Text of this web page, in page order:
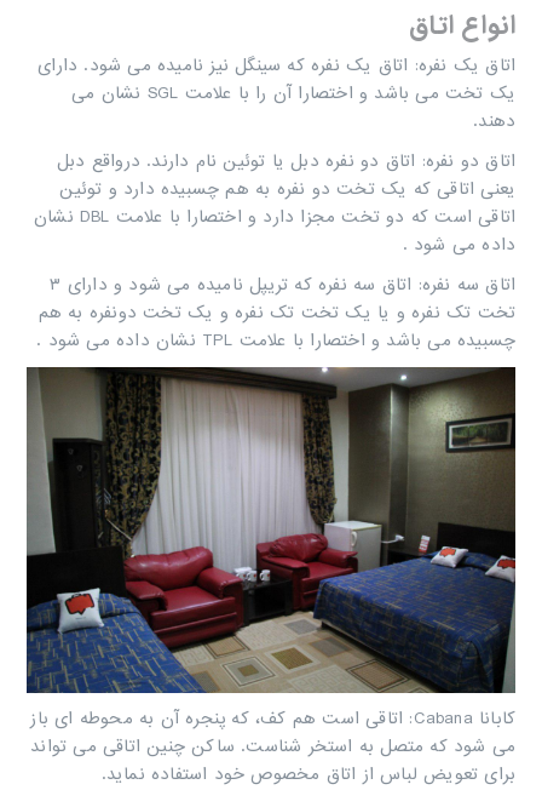
انواع اتاق‏
اتاق یک نفره: اتاق یک نفره که سینگل نیز نامیده می شود. دارای
یک تخت می باشد و اختصارا آن را با علامت ‏ SGL ‏ نشان می
دهند.
اتاق دو نفره: اتاق دو نفره دبل یا توئین نام دارند. درواقع دبل
یعنی اتاقی که یک تخت دو نفره به هم چسبیده دارد و توئین
اتاقی ‏است که دو تخت مجزا دارد و اختصارا با علامت ‏ DBL ‏ نشان
داده می شود .‏ ‏
اتاق سه نفره: اتاق سه نفره که تریپل نامیده می شود و دارای ۳
تخت تک نفره و یا یک تخت تک نفره و یک تخت دونفره به هم
‏چسبیده می باشد و اختصارا با علامت ‏ TPL ‏ نشان داده می شود .‏
کابانا ‏ Cabana‏: اتاقی است هم کف، که پنجره آن به محوطه ای باز
می شود که متصل به استخر شناست. ساکن چنین اتاقی می ‏تواند
برای تعویض لباس از اتاق مخصوص خود استفاده نماید.